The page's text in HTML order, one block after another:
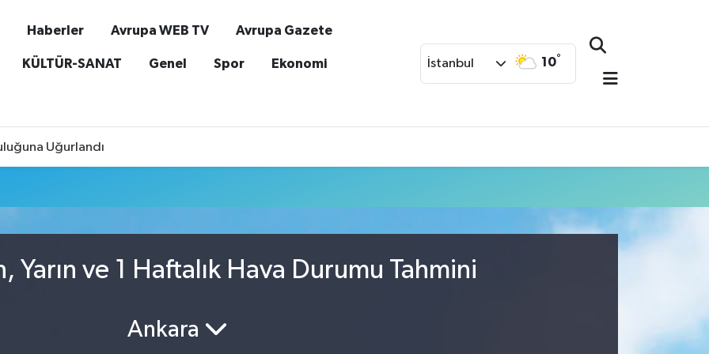
Haberler Avrupa WEB TV Avrupa Gazete
KÜLTÜR-SANAT Genel Spor Ekonomi İstanbul 10°
Uğurlandı
Yarın ve 1 Haftalık Hava Durumu Tahmini
Ankara